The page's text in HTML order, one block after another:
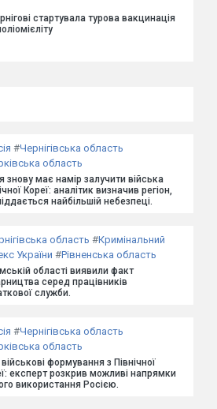
стартувала турова вакцинація
#Чернігівська область
область
знову має намір залучити війська
Кореї: аналітик визначив регіон,
найбільшій небезпеці.
область #Кримінальний
України #Рівненська область
області виявили факт
серед працівників
служби.
#Чернігівська область
область
військові формування з Північної
експерт розкрив можливі напрямки
використання Росією.